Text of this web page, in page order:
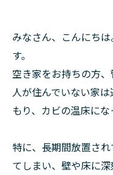
みなさん、こんにち
す。
空き家をお持ちの方
人が住んでいない家
もり、カビの温床にな
特に、長期間放置さ
てしまい、壁や床に